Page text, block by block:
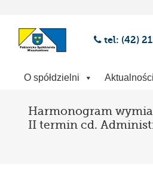
tel: (42)
O spółdzielni Aktualności
Harmonogram
II termin cd.